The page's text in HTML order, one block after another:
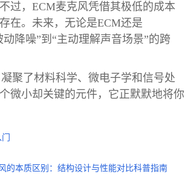
过，ECM麦克风凭借其极低的成本
在。未来，无论是ECM还是
降噪”到“主动理解声音场景”的跨
聚了材料科学、微电子学和信号处
微小却关键的元件，它正默默地将你
的本质区别：结构设计与性能对比科普指南